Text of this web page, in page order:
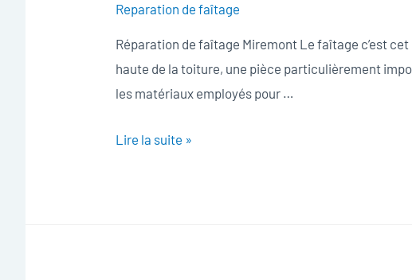
Reparation de faîtage
Réparation de faîtage Miremont Le faîtage c’est
haute de la toiture, une pièce particulièrement
les matériaux employés pour …
Reparation
Lire la suite »